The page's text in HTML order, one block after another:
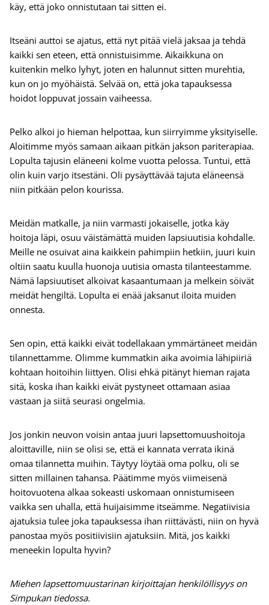
käy, että joko onnistutaan tai sitten ei.
Itseäni auttoi se ajatus, että nyt pitää vielä jaksaa ja tehdä
kaikki sen eteen, että onnistuisimme. Aikaikkuna on
kuitenkin melko lyhyt, joten en halunnut sitten murehtia,
kun on jo myöhäistä. Selvää on, että joka tapauksessa
hoidot loppuvat jossain vaiheessa.
Pelko alkoi jo hieman helpottaa, kun siirryimme yksityiselle.
Aloitimme myös samaan aikaan pitkän jakson pariterapiaa.
Lopulta tajusin eläneeni kolme vuotta pelossa. Tuntui, että
olin kuin varjo itsestäni. Oli pysäyttävää tajuta eläneensä
niin pitkään pelon kourissa.
Meidän matkalle, ja niin varmasti jokaiselle, jotka käy
hoitoja läpi, osuu väistämättä muiden lapsiuutisia kohdalle.
Meille ne osuivat aina kaikkein pahimpiin hetkiin, juuri kuin
oltiin saatu kuulla huonoja uutisia omasta tilanteestamme.
Nämä lapsiuutiset alkoivat kasaantumaan ja melkein söivät
meidät hengiltä. Lopulta ei enää jaksanut iloita muiden
onnesta.
Sen opin, että kaikki eivät todellakaan ymmärtäneet meidän
tilannettamme. Olimme kummatkin aika avoimia lähipiiriä
kohtaan hoitoihin liittyen. Olisi ehkä pitänyt hieman rajata
sitä, koska ihan kaikki eivät pystyneet ottamaan asiaa
vastaan ja siitä seurasi ongelmia.
Jos jonkin neuvon voisin antaa juuri lapsettomuushoitoja
aloittaville, niin se olisi se, että ei kannata verrata ikinä
omaa tilannetta muihin. Täytyy löytää oma polku, oli se
sitten millainen tahansa. Päätimme myös viimeisenä
hoitovuotena alkaa sokeasti uskomaan onnistumiseen
vaikka sen uhalla, että huijaisimme itseämme. Negatiivisia
ajatuksia tulee joka tapauksessa ihan riittävästi, niin on hyvä
panostaa myös positiivisiin ajatuksiin. Mitä, jos kaikki
meneekin lopulta hyvin?
Miehen lapsettomuustarinan kirjoittajan henkilöllisyys on
Simpukan tiedossa.